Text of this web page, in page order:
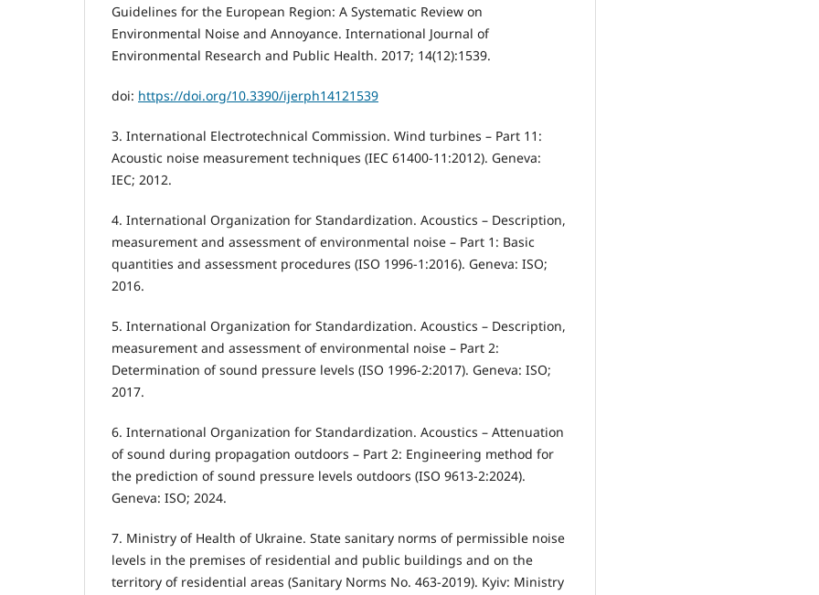
Guidelines for the European Region: A Systematic Review on
Environmental Noise and Annoyance. International Journal of
Environmental Research and Public Health. 2017; 14(12):1539.
doi: https://doi.org/10.3390/ijerph14121539
3. International Electrotechnical Commission. Wind turbines – Part 11:
Acoustic noise measurement techniques (IEC 61400-11:2012). Geneva:
IEC; 2012.
4. International Organization for Standardization. Acoustics – Description,
measurement and assessment of environmental noise – Part 1: Basic
quantities and assessment procedures (ISO 1996-1:2016). Geneva: ISO;
2016.
5. International Organization for Standardization. Acoustics – Description,
measurement and assessment of environmental noise – Part 2:
Determination of sound pressure levels (ISO 1996-2:2017). Geneva: ISO;
2017.
6. International Organization for Standardization. Acoustics – Attenuation
of sound during propagation outdoors – Part 2: Engineering method for
the prediction of sound pressure levels outdoors (ISO 9613-2:2024).
Geneva: ISO; 2024.
7. Ministry of Health of Ukraine. State sanitary norms of permissible noise
levels in the premises of residential and public buildings and on the
territory of residential areas (Sanitary Norms No. 463-2019). Kyiv: Ministry